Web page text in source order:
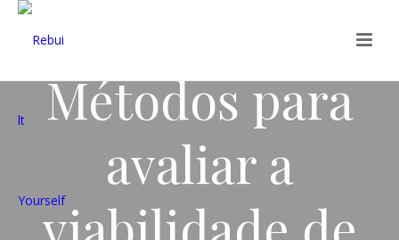
Métodos para
avaliar a